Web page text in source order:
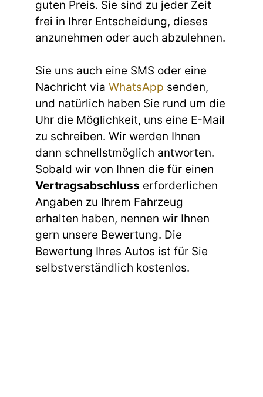
guten Preis. Sie sind zu jeder Zeit
frei in Ihrer Entscheidung, dieses
anzunehmen oder auch abzulehnen.
Sie uns auch eine SMS oder eine
Nachricht via WhatsApp senden,
und natürlich haben Sie rund um die
Uhr die Möglichkeit, uns eine E-Mail
zu schreiben. Wir werden Ihnen
dann schnellstmöglich antworten.
Sobald wir von Ihnen die für einen
Vertragsabschluss erforderlichen
Angaben zu Ihrem Fahrzeug
erhalten haben, nennen wir Ihnen
gern unsere Bewertung. Die
Bewertung Ihres Autos ist für Sie
selbstverständlich kostenlos.